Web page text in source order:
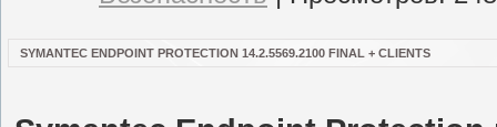
SYMANTEC ENDPOINT PROTECTION 14.2.5569.2100 FINAL + CLIENTS